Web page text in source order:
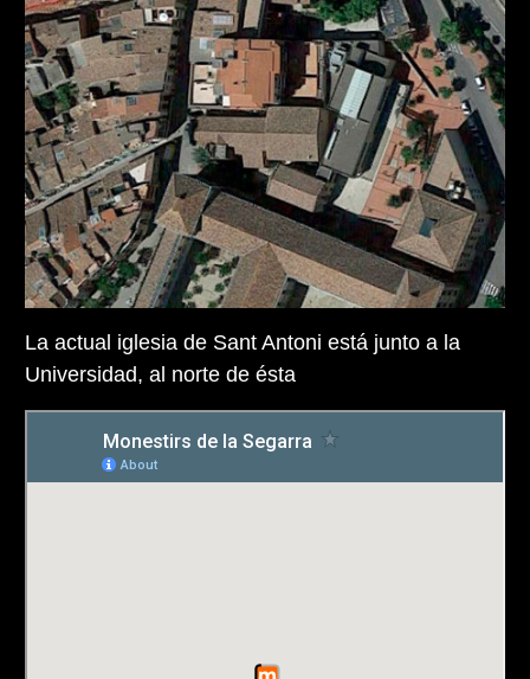
La actual iglesia de Sant Antoni está junto a la
Universidad, al norte de ésta